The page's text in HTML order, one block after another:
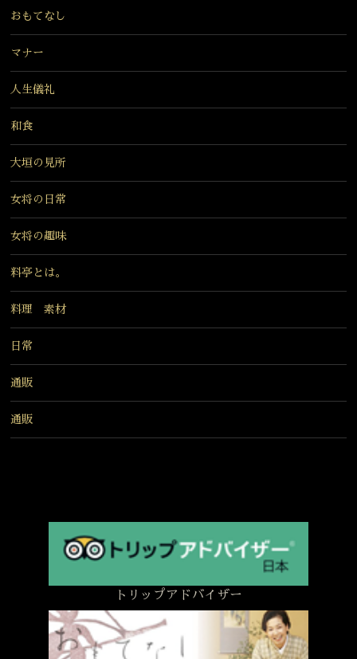
おもてなし
マナー
人生儀礼
和食
大垣の見所
女将の日常
女将の趣味
料亭とは。
料理 素材
日常
通販
通販
トリップアドバイザー